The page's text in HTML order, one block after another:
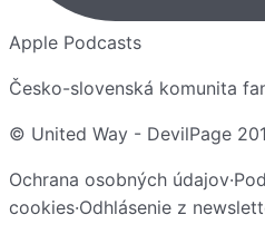
Apple Podcasts
Česko-slovenská komunita
© United Way - DevilPage
Ochrana osobných údajov·
cookies·Odhlásenie z